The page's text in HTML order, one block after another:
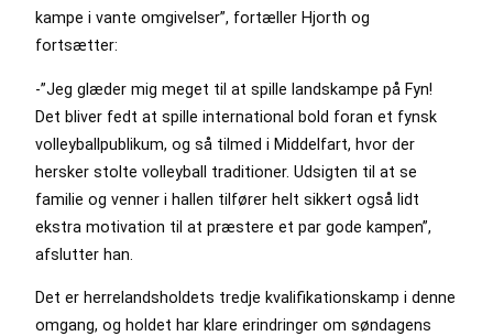
kampe i vante omgivelser”, fortæller Hjorth og
fortsætter:
-”Jeg glæder mig meget til at spille landskampe på Fyn!
Det bliver fedt at spille international bold foran et fynsk
volleyballpublikum, og så tilmed i Middelfart, hvor der
hersker stolte volleyball traditioner. Udsigten til at se
familie og venner i hallen tilfører helt sikkert også lidt
ekstra motivation til at præstere et par gode kampen”,
afslutter han.
Det er herrelandsholdets tredje kvalifikationskamp i denne
omgang, og holdet har klare erindringer om søndagens